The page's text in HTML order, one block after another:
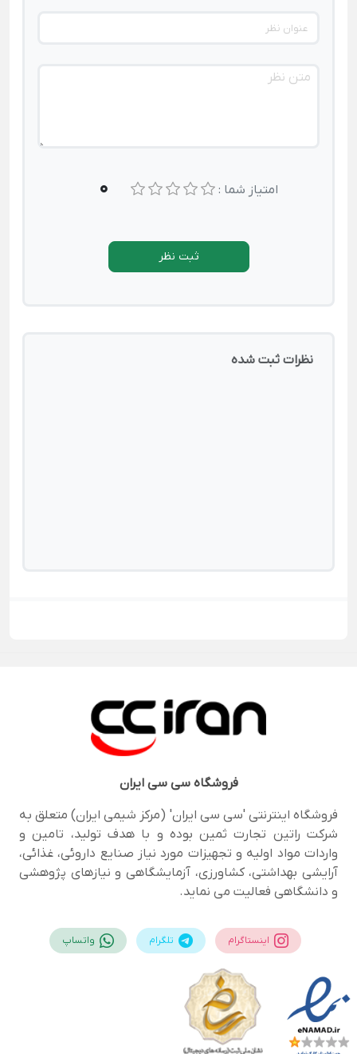
امتیاز شما : 0
ثبت نظر
نظرات ثبت شده
فروشگاهسی سی ایران
فروشگاه اینترنتی 'سی سی ایران' (مرکز شیمی ایران) متعلق به
شرکت راتین تجارت ثمین بوده و با هدف تولید، تامین و
واردات مواد اولیه و تجهیزات مورد نیاز صنایع داروئی، غذائی،
آرایشی بهداشتی، کشاورزی، آزمایشگاهی و نیازهای پژوهشی
و دانشگاهی فعالیت می نماید.
اینستاگرام تلگرام واتساپ